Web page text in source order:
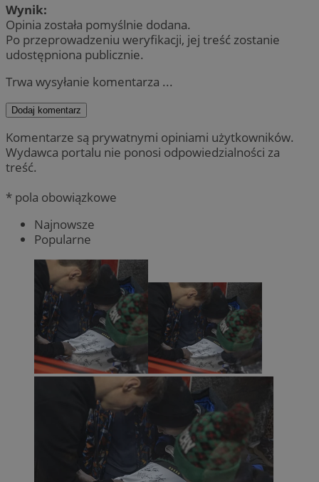
Wynik:
Opinia została pomyślnie dodana.
Po przeprowadzeniu weryfikacji, jej treść zostanie
udostępniona publicznie.
Trwa wysyłanie komentarza ...
Dodaj komentarz
Komentarze są prywatnymi opiniami użytkowników.
Wydawca portalu nie ponosi odpowiedzialności za
treść.
* pola obowiązkowe
Najnowsze
Popularne